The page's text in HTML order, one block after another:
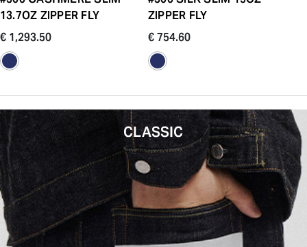
13.7OZ ZIPPER FLY
€ 1,293.50
ZIPPER FLY
€ 754.60
CLASSIC